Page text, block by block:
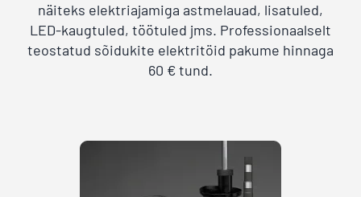
näiteks elektriajamiga astmelauad, lisatuled,
LED-kaugtuled, töötuled jms. Professionaalselt
teostatud sõidukite elektritöid pakume hinnaga
60 € tund.